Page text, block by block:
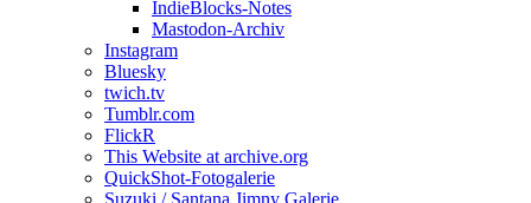
IndieBlocks-Notes
Mastodon-Archiv
Instagram
Bluesky
twich.tv
Tumblr.com
FlickR
This Website at archive.org
QuickShot-Fotogalerie
Suzuki / Santana Jimny Galerie